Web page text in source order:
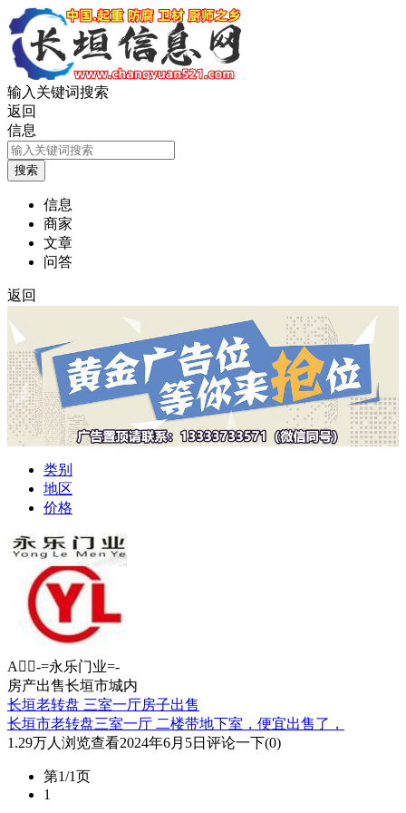
输入关键词搜索
返回
信息
信息
商家
文章
问答
返回
类别
地区
价格
A-=永乐门业=-
房产出售长垣市城内
长垣老转盘 三室一厅房子出售
长垣市老转盘三室一厅 二楼带地下室，便宜出售了，
1.29万人浏览查看2024年6月5日 评论一下(0)
第1/1页
1